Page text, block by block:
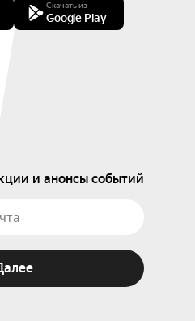
Скачать из
Google Play
и анонсы событий